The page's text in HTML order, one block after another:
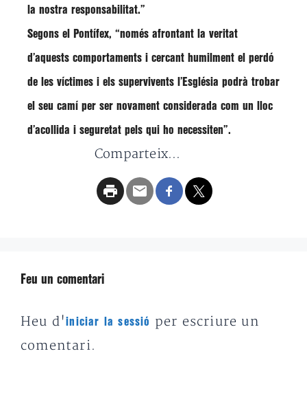
la nostra responsabilitat.”
Segons el Pontífex, “només afrontant la veritat
d’aquests comportaments i cercant humilment el perdó
de les víctimes i els supervivents l’Església podrà trobar
el seu camí per ser novament considerada com un lloc
d’acollida i seguretat pels qui ho necessiten”.
Comparteix...
Feu un comentari
Heu d'iniciar la sessió
per escriure un
comentari.